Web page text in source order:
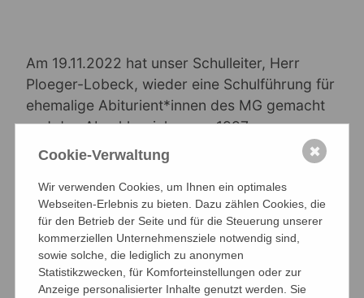
Am 19.11.2022 hat unser Schulleiter, Herr
Ploeger-Lobeck, wieder eine Schulführung für
ehemalige Abiturient*innen des MG gemacht
und den Abschlussjahrgang 1997
kennengelernt.
Dieser war ein "sehr sympathischer Jahrgang,
der den Olymp noch kannte". Besonders
gefallen habe unseren Ehemaligen die grüne
"Schulfarbe" überall und die Optik im B-
Gebäude - und der ein oder andere
Jubiläumspulli wurde auch gleich
Cookie-Verwaltung
Wir verwenden Cookies, um Ihnen ein optimales
Webseiten-Erlebnis zu bieten. Dazu zählen Cookies, die
für den Betrieb der Seite und für die Steuerung unserer
kommerziellen Unternehmensziele notwendig sind,
sowie solche, die lediglich zu anonymen
Statistikzwecken, für Komforteinstellungen oder zur
Anzeige personalisierter Inhalte genutzt werden. Sie
✖